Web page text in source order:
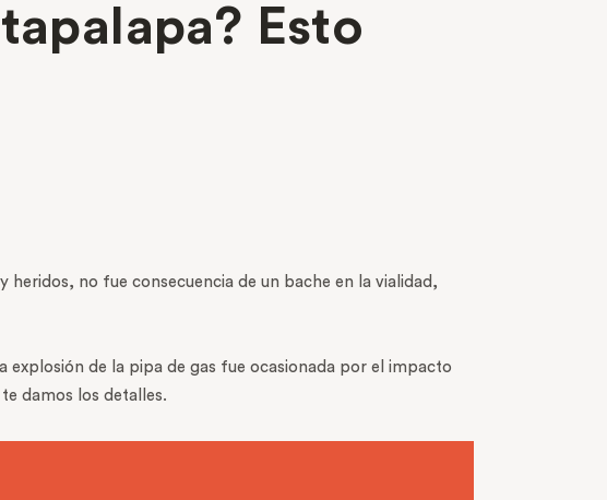
Esto
heridos, no fue consecuencia de un bache en la vialidad,
explosión de la pipa de gas fue ocasionada por el impacto
damos los detalles.